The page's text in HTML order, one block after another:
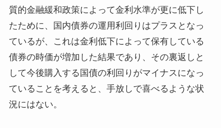
質的金融緩和政策によって金利水準が更に低下し
たために、国内債券の運用利回りはプラスとなっ
ているが、これは金利低下によって保有している
債券の時価が増加した結果であり、その裏返しと
して今後購入する国債の利回りがマイナスになっ
ていることを考えると、手放しで喜べるような状
況にはない。